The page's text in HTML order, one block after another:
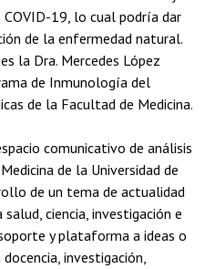
COVID-19, lo cual podría dar
de la enfermedad natural.
la Dra. Mercedes López
de Inmunología del
de la Facultad de Medicina.
comunicativo de análisis
de la Universidad de
de un tema de actualidad
ciencia, investigación e
y plataforma a ideas o
investigación,